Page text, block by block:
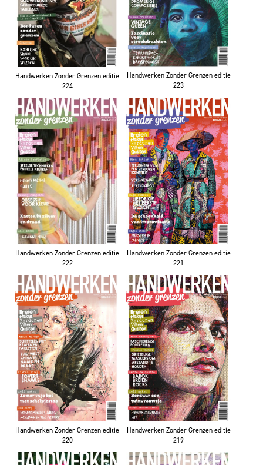
Handwerken Zonder Grenzen editie
224
Handwerken Zonder Grenzen editie
223
Handwerken Zonder Grenzen editie
222
Handwerken Zonder Grenzen editie
221
Handwerken Zonder Grenzen editie
220
Handwerken Zonder Grenzen editie
219